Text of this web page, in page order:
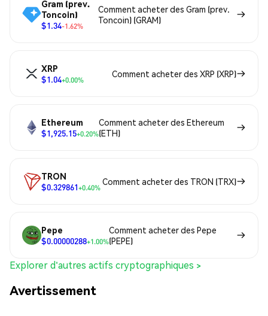
Gram (prev.
Toncoin)
$1.34-1.62%
Comment acheter des Gram (prev.
Toncoin) (GRAM)
XRP
$1.04+0.00%
Comment acheter des XRP (XRP)
Ethereum
$1,925.15+0.20%
Comment acheter des Ethereum
(ETH)
TRON
$0.329861+0.40%
Comment acheter des TRON (TRX)
Pepe
$0.00000288+1.00%
Comment acheter des Pepe
(PEPE)
Explorer d'autres actifs cryptographiques >
Avertissement